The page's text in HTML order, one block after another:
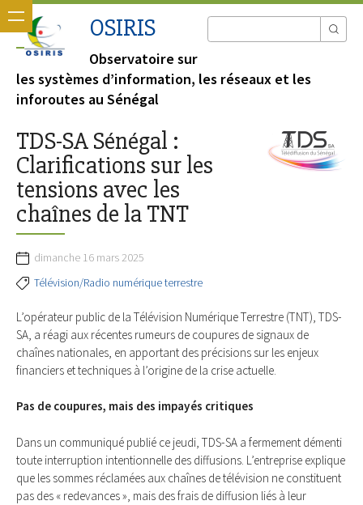
OSIRIS
Observatoire sur
les systèmes d’information, les réseaux et les
inforoutes au Sénégal
TDS-SA Sénégal :
Clarifications sur les
tensions avec les
chaînes de la TNT
dimanche 16 mars 2025
Télévision/Radio numérique terrestre
L’opérateur public de la Télévision Numérique Terrestre (TNT), TDS-
SA, a réagi aux récentes rumeurs de coupures de signaux de
chaînes nationales, en apportant des précisions sur les enjeux
financiers et techniques à l’origine de la crise actuelle.
Pas de coupures, mais des impayés critiques
Dans un communiqué publié ce jeudi, TDS-SA a fermement démenti
toute interruption intentionnelle des diffusions. L’entreprise explique
que les sommes réclamées aux chaînes de télévision ne constituent
pas des « redevances », mais des frais de diffusion liés à leur